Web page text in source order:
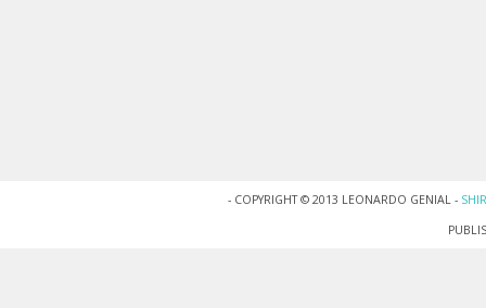
- COPYRIGHT © 2013 LEONARDO GENIAL -